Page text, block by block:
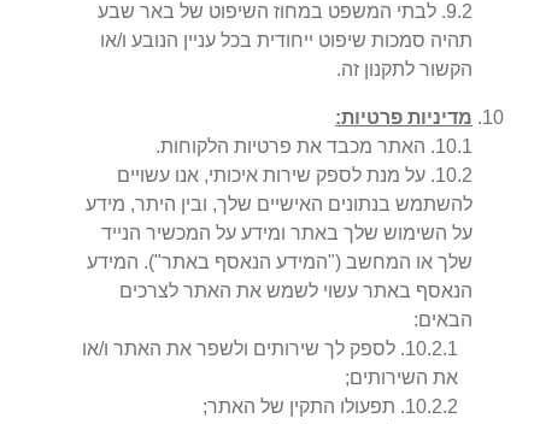
9.2
. לבתי המשפט במחוז השיפוט של באר שבע
תהיה סמכות שיפוט ייחודית בכל עניין הנובע ו/או
הקשור לתקנון זה.
מדיניות פרטיות:
10.1
. האתר מכבד את פרטיות הלקוחות.
10.2
. על מנת לספק שירות איכותי, אנו עשויים
להשתמש בנתונים האישיים שלך, ובין היתר, מידע
על השימוש שלך באתר ומידע על המכשיר הנייד
שלך או המחשב ("המידע הנאסף באתר"). המידע
הנאסף באתר עשוי לשמש את האתר לצרכים
הבאים:
10.2.1
. לספק לך שירותים ולשפר את האתר ו/או
את השירותים;
10.2.2
. תפעולו התקין של האתר;